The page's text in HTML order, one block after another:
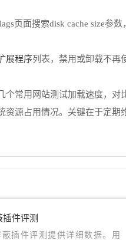
页面搜索disk cache size
展程序列表，禁用或卸载不再
常用网站测试加载速度，
源占用情况。关键在于定
件评测
插件评测提供详细数据。用